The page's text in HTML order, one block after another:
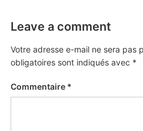
Leave a comment
Votre adresse e-mail ne sera pas
obligatoires sont indiqués avec *
Commentaire *